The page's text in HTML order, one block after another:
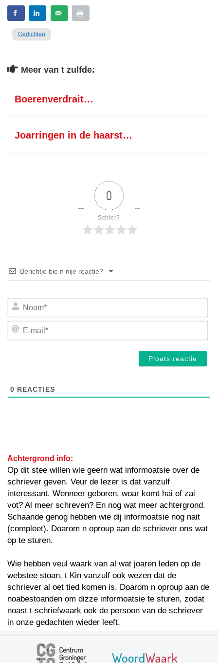
Gedichten
Meer van t zulfde:
Boerenverdrait…
Joarringen in de haarst…
0
Schier?
Berichtje bie n nije reactie?
E-
0 REACTIES
Achtergrond info:
Op dit stee willen wie geern wat informoatsie over de
schriever geven. Veur de lezer is dat vanzulf
interessant. Wenneer geboren, woar komt hai of zai
vot? Al meer schreven? En nog wat meer achtergrond.
Schaande genog hebben wie dij informoatsie nog nait
(compleet). Doarom n oproup aan de schriever ons wat
op te sturen.
Wie hebben veul waark van al wat joaren leden op de
webstee stoan. t Kin vanzulf ook wezen dat de
schriever al oet tied komen is. Doarom n oproup aan de
noabestoanden om dizze informoatsie te sturen, zodat
noast t schriefwaark ook de persoon van de schriever
in onze gedachten wieder leeft.